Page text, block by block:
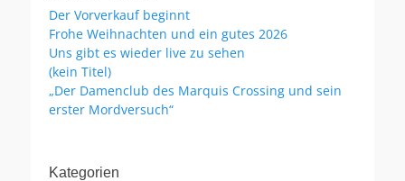
Der Vorverkauf beginnt
Frohe Weihnachten und ein gutes 2026
Uns gibt es wieder live zu sehen
(kein Titel)
„Der Damenclub des Marquis Crossing und sein
erster Mordversuch“
Kategorien